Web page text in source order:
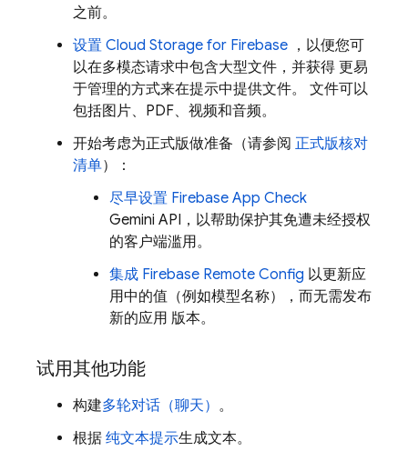
之前。
设置 Cloud Storage for Firebase ，以便您可
以在多模态请求中包含大型文件，并获得 更易
于管理的方式来在提示中提供文件。 文件可以
包括图片、PDF、视频和音频。
开始考虑为正式版做准备（请参阅 正式版核对
清单）：
尽早设置 Firebase App Check
Gemini API ，以帮助保护其免遭未经授权
的客户端滥用。
集成 Firebase Remote Config 以更新应
用中的值（例如模型名称），而无需发布
新的应用 版本。
试用其他功能
构建多轮对话（聊天） 。
根据 纯文本提示生成文本。